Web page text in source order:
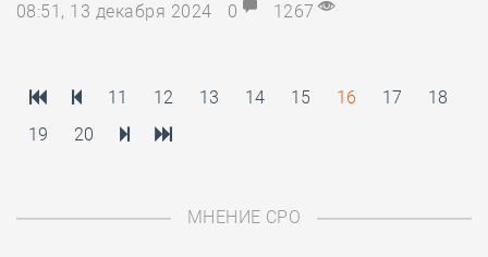
08:51, 13 декабря 2024
0 1267
11 12 13 14 15 16 17
18
19
20
МНЕНИЕ СРО